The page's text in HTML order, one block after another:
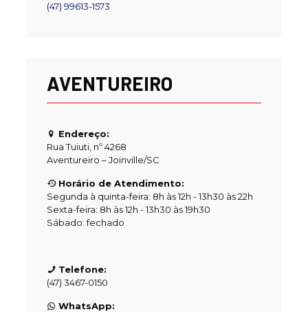
(47) 99613-1573
AVENTUREIRO
Endereço:
Rua Tuiuti, nº 4268
Aventureiro – Joinville/SC
Horário de Atendimento:
Segunda à quinta-feira: 8h às 12h - 13h30 às 22h
Sexta-feira: 8h às 12h - 13h30 às 19h30
Sábado: fechado
Telefone:
(47) 3467-0150
WhatsApp: